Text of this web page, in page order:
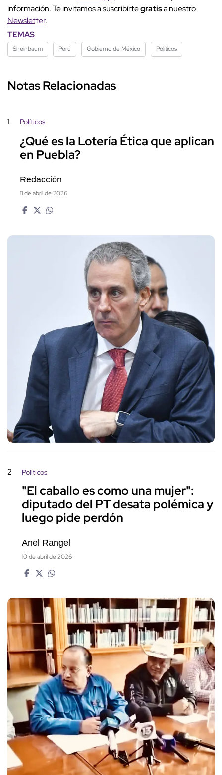
información. Te invitamos a suscribirtegratisa nuestro
Newsletter.
TEMAS
Sheinbaum Perú Gobierno de México Políticos
Notas Relacionadas
1 Políticos
¿Qué es la Lotería Ética que aplican
en Puebla?
Redacción
11 de abril de 2026
2 Políticos
"El caballo es como una mujer":
diputado del PT desata polémica y
luego pide perdón
Anel Rangel
10 de abril de 2026